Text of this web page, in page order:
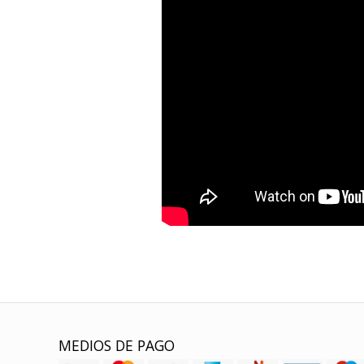
MEDIOS DE PAGO